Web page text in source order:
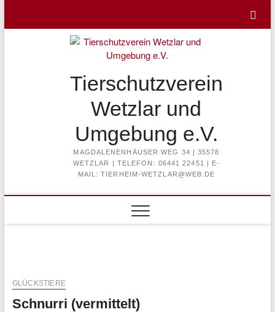
content
Tierschutzverein
Wetzlar und
Umgebung e.V.
MAGDALENENHÄUSER WEG 34 | 35578
WETZLAR | TELEFON: 06441 22451 | E-
MAIL: TIERHEIM-WETZLAR@WEB.DE
GLÜCKSTIERE
Schnurri (vermittelt)